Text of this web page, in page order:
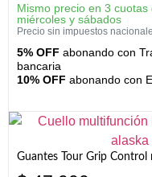
Mismo precio en 3 cuotas
miércoles y sábados
Precio sin impuestos
5% OFF abonando con
bancaria
10% OFF abonando con
Guantes Tour Grip Control